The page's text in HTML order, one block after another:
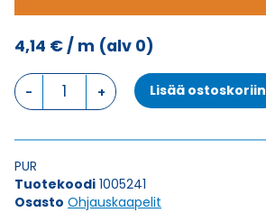
4,14 €/ m (alv 0)
Ohjauskaapeli
KAWEFLEX
YPUR-
määrä
Lisää ostoskoriin
PUR
Tuotekoodi 1005241
Osasto Ohjauskaapelit